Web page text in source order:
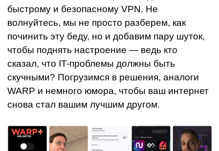
быстрому и безопасному VPN. Не
волнуйтесь, мы не просто разберем, как
починить эту беду, но и добавим пару шуток,
чтобы поднять настроение — ведь кто
сказал, что IT-проблемы должны быть
скучными? Погрузимся в решения, аналоги
WARP и немного юмора, чтобы ваш интернет
снова стал вашим лучшим другом.